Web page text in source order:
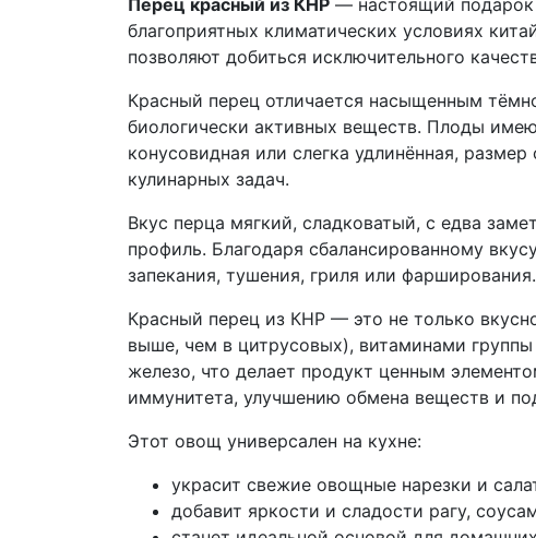
благоприятных климатических условиях
позволяют добиться исключительного
Красный перец отличается насыщенным
биологически активных веществ. Плоды
конусовидная или слегка удлинённая,
кулинарных задач.
Вкус перца мягкий, сладковатый, с едва
профиль. Благодаря сбалансированному
запекания, тушения, гриля или фарширования.
Красный перец из КНР — это не только
выше, чем в цитрусовых), витаминами
железо, что делает продукт ценным
иммунитета, улучшению обмена веществ и
Этот овощ универсален на кухне:
украсит свежие овощные нарезки и
добавит яркости и сладости рагу,